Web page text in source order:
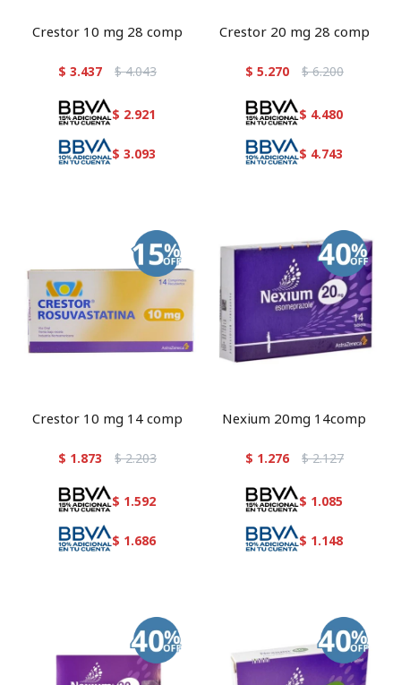
Crestor 10 mg 28 comp
$ 3.437 $ 4.043
$ 2.921
$ 3.093
Crestor 20 mg 28 comp
$ 5.270 $ 6.200
$ 4.480
$ 4.743
Crestor 10 mg 14 comp
$ 1.873 $ 2.203
$ 1.592
$ 1.686
Nexium 20mg 14comp
$ 1.276 $ 2.127
$ 1.085
$ 1.148